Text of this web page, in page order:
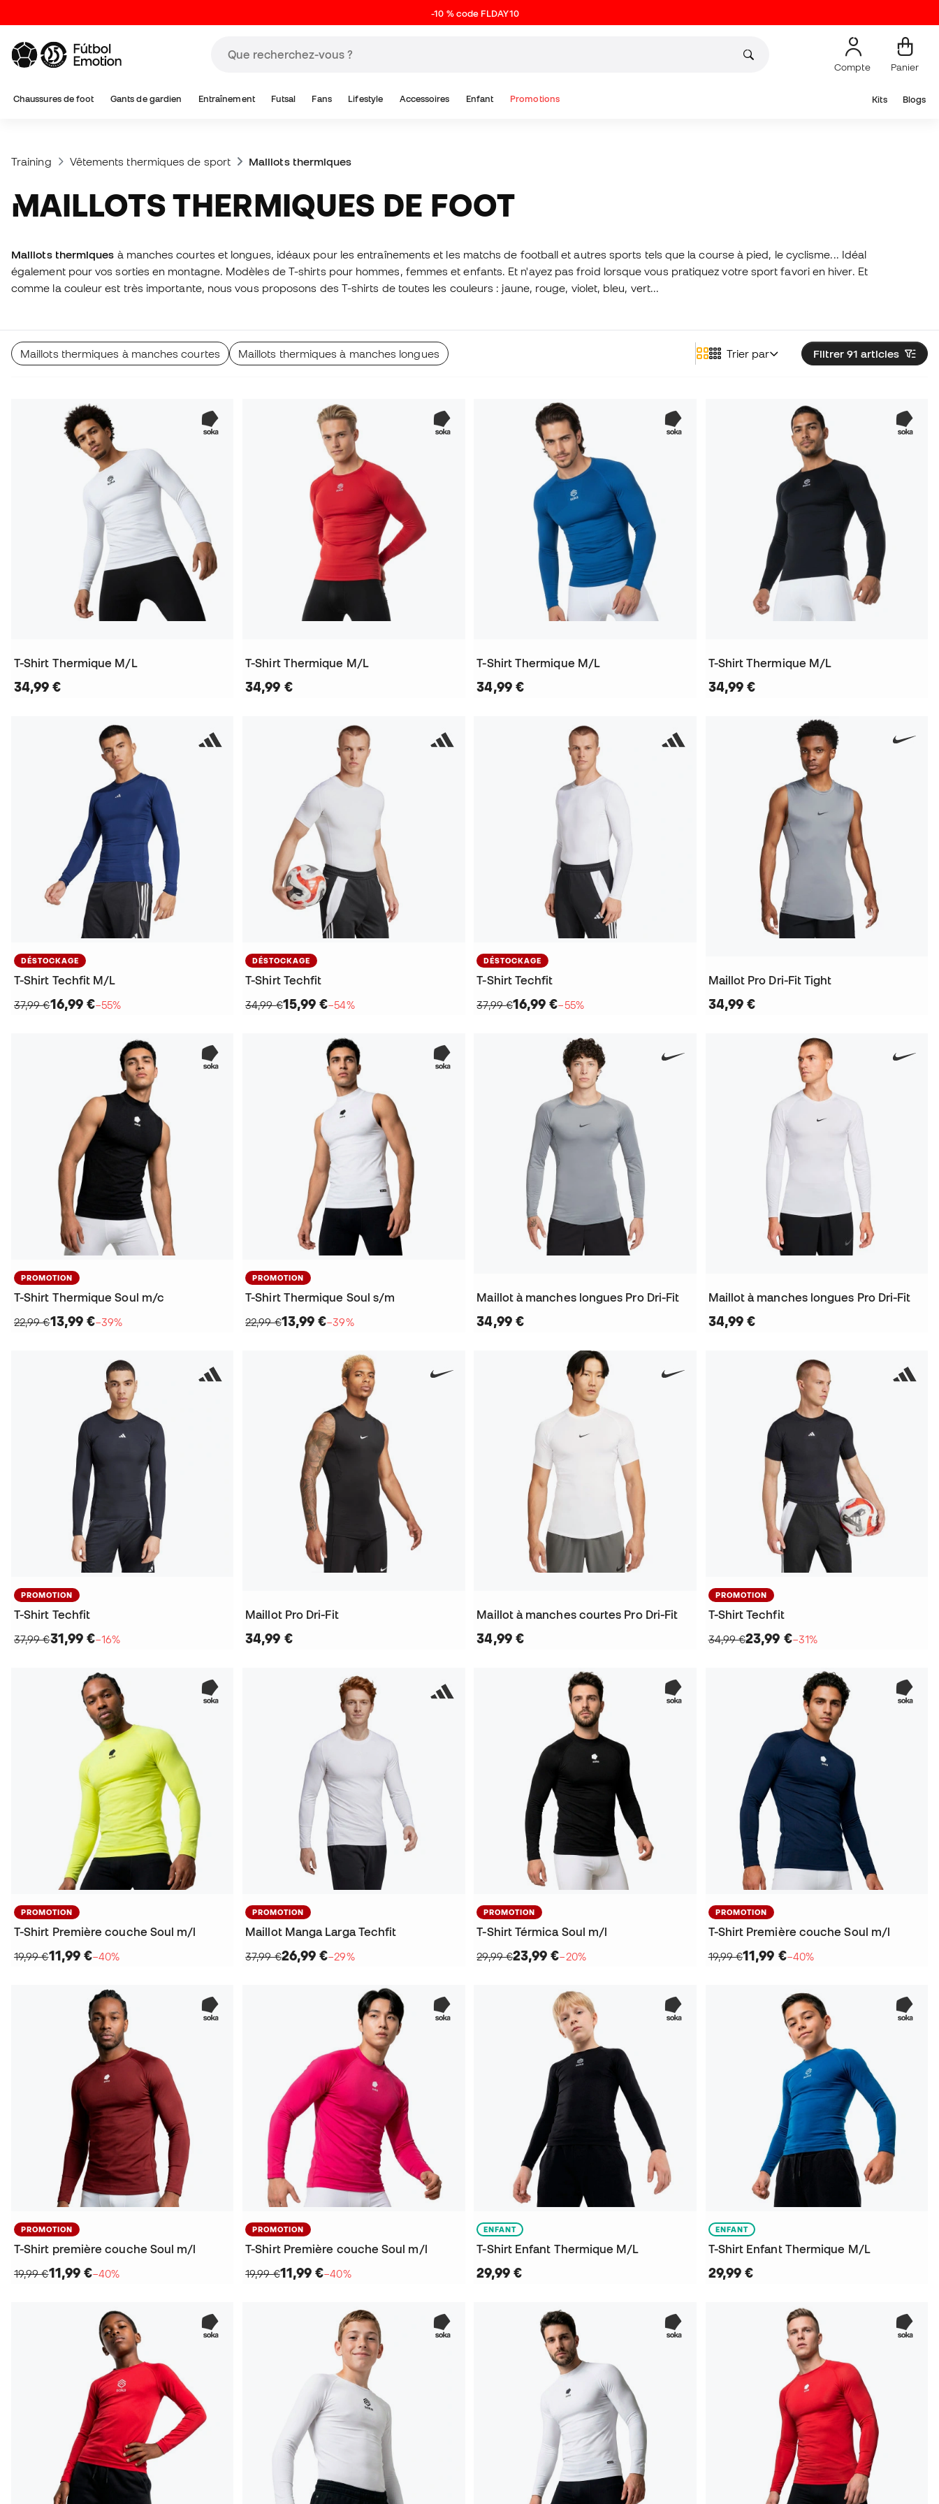
-10 % code FLDAY10
Compte Panier
Chaussures de foot Gants de gardien Entraînement Futsal Fans Lifestyle Accessoires Enfant Promotions Kits Blogs
Training Vêtements thermiques de sport Maillots thermiques
MAILLOTS THERMIQUES DE FOOT
Maillots thermiques à manches courtes et longues, idéaux pour les entraînements et les matchs de football et autres sports tels que la course à pied, le cyclisme... Idéal
également pour vos sorties en montagne. Modèles de T-shirts pour hommes, femmes et enfants. Et n'ayez pas froid lorsque vous pratiquez votre sport favori en hiver. Et
comme la couleur est très importante, nous vous proposons des T-shirts de toutes les couleurs : jaune, rouge, violet, bleu, vert...
Filtrer 91 articles
Trier par
Maillots thermiques à manches courtes Maillots thermiques à manches longues
T-Shirt Thermique M/L
34,99 €
T-Shirt Thermique M/L
34,99 €
T-Shirt Thermique M/L
34,99 €
T-Shirt Thermique M/L
34,99 €
DÉSTOCKAGE
T-Shirt Techfit M/L
37,99 €16,99 €−55%
DÉSTOCKAGE
T-Shirt Techfit
34,99 €15,99 €−54%
DÉSTOCKAGE
T-Shirt Techfit
37,99 €16,99 €−55%
Maillot Pro Dri-Fit Tight
34,99 €
PROMOTION
T-Shirt Thermique Soul m/c
22,99 €13,99 €−39%
PROMOTION
T-Shirt Thermique Soul s/m
22,99 €13,99 €−39%
Maillot à manches longues Pro Dri-Fit
34,99 €
Maillot à manches longues Pro Dri-Fit
34,99 €
PROMOTION
T-Shirt Techfit
37,99 €31,99 €−16%
Maillot Pro Dri-Fit
34,99 €
Maillot à manches courtes Pro Dri-Fit
34,99 €
PROMOTION
T-Shirt Techfit
34,99 €23,99 €−31%
PROMOTION
T-Shirt Première couche Soul m/l
19,99 €11,99 €−40%
PROMOTION
Maillot Manga Larga Techfit
37,99 €26,99 €−29%
PROMOTION
T-Shirt Térmica Soul m/l
29,99 €23,99 €−20%
PROMOTION
T-Shirt Première couche Soul m/l
19,99 €11,99 €−40%
PROMOTION
T-Shirt première couche Soul m/l
19,99 €11,99 €−40%
PROMOTION
T-Shirt Première couche Soul m/l
19,99 €11,99 €−40%
ENFANT
T-Shirt Enfant Thermique M/L
29,99 €
ENFANT
T-Shirt Enfant Thermique M/L
29,99 €